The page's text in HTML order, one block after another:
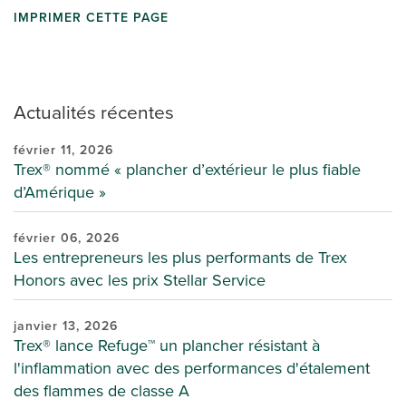
Actualités récentes
février 11, 2026
Trex® nommé « plancher d’extérieur le plus fiable
d’Amérique »
février 06, 2026
Les entrepreneurs les plus performants de Trex
Honors avec les prix Stellar Service
janvier 13, 2026
Trex® lance Refuge™ un plancher résistant à
l'inflammation avec des performances d'étalement
des flammes de classe A
IMPRIMER CETTE PAGE